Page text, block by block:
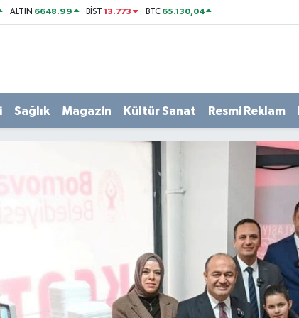
ALTIN 6648.99 BİST13.773 BTC 65.130,04
Sağlık Magazin Kültür Sanat Resmi Reklam